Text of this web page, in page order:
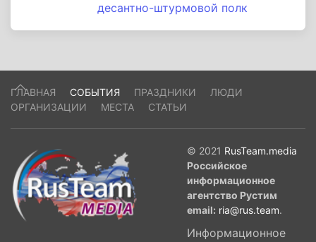
десантно-штурмовой полк
ГЛАВНАЯ СОБЫТИЯ ПРАЗДНИКИ
ЛЮДИ
ОРГАНИЗАЦИИ
МЕСТА СТАТЬИ
© 2021 RusTeam.media
Российское
информационное
агентство Рустим
email: ria@rus.team.
Информационное